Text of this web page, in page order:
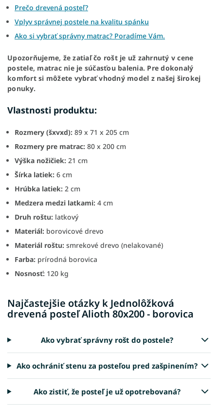
Prečo drevená posteľ?
Vplyv správnej postele na kvalitu spánku
Ako si vybrať správny matrac? Poradíme Vám.
Upozorňujeme, že zatiaľ čo rošt je už zahrnutý v cene
postele, matrac nie je súčasťou balenia. Pre dokonalý
komfort si môžete vybrať vhodný model z našej širokej
ponuky.
Vlastnosti produktu:
Rozmery (šxvxd): 89 x 71 x 205 cm
Rozmery pre matrac: 80 x 200 cm
Výška nožičiek: 21 cm
Šírka latiek: 6 cm
Hrúbka latiek: 2 cm
Medzera medzi latkami: 4 cm
Druh roštu: latkový
Materiál: borovicové drevo
Materiál roštu: smrekové drevo (nelakované)
Farba: prírodná borovica
Nosnosť: 120 kg
Najčastejšie otázky k Jednolôžková
drevená posteľ Alioth 80x200 - borovica
Ako vybrať správny rošt do postele?
Ako ochrániť stenu za posteľou pred zašpinením?
Ako zistiť, že posteľ je už opotrebovaná?